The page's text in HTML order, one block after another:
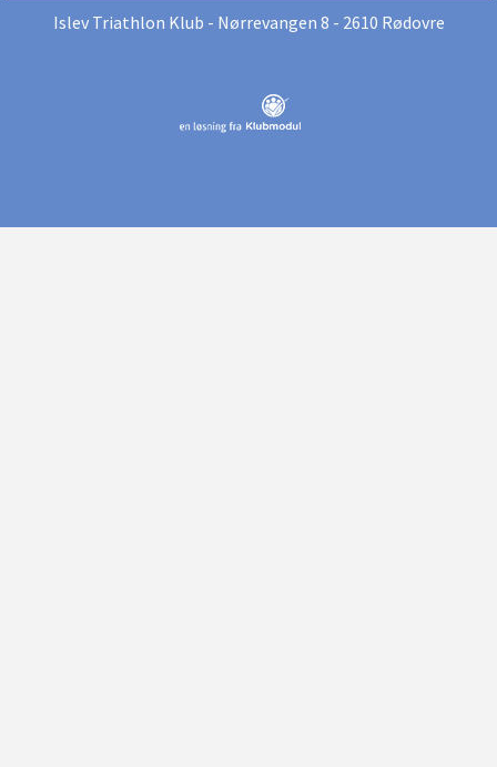
Islev Triathlon Klub - Nørrevangen 8 - 2610 Rødovre